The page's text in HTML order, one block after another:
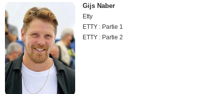
Gijs Naber
Etty
ETTY : Partie 1
ETTY : Partie 2